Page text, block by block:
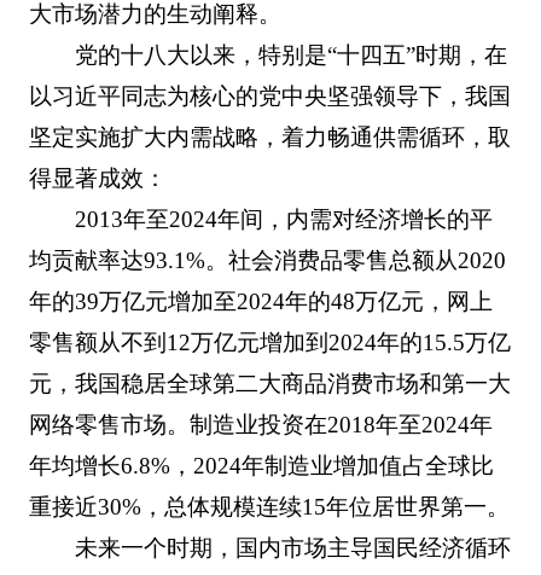
大市场潜力的生动阐释。
党的十八大以来，特别是“十四五”时期，在
以习近平同志为核心的党中央坚强领导下，我国
坚定实施扩大内需战略，着力畅通供需循环，取
得显著成效：
2013年至2024年间，内需对经济增长的平
均贡献率达93.1%。社会消费品零售总额从2020
年的39万亿元增加至2024年的48万亿元，网上
零售额从不到12万亿元增加到2024年的15.5万亿
元，我国稳居全球第二大商品消费市场和第一大
网络零售市场。制造业投资在2018年至2024年
年均增长6.8%，2024年制造业增加值占全球比
重接近30%，总体规模连续15年位居世界第一。
未来一个时期，国内市场主导国民经济循环